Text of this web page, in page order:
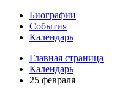
Биографии
События
Календарь
Главная страница
Календарь
25 февраля